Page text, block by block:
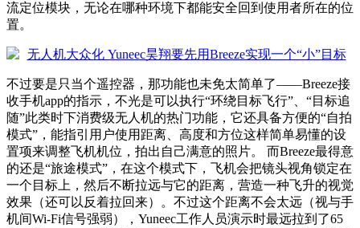
流定位模块，无论在哪种环境下都能安全回到使用者所在的位
置。
不过要是只当个遥控器，那功能也未免太简单了——Breeze接
收手机app的指示，不光是可以执行“环绕目标飞行”、“目标追
随”此类时下消费级无人机的热门功能，它还具备方便的“自拍
模式”，能指引用户使用距离、高度和方位这样简单易懂的设
置项来调整飞机机位，拍出自己满意的照片。 而Breeze最得意
的还是“旅途模式”，在这个模式下，飞机会把镜头视角锁定在
一个目标上，然后不断拉远与它的距离，营造一种飞升的视觉
效果（还可以反着拉回来）。不过这个距离不会太远（视与手
机间Wi-Fi信号强弱），Yuneec工作人员演示时最远拉到了65